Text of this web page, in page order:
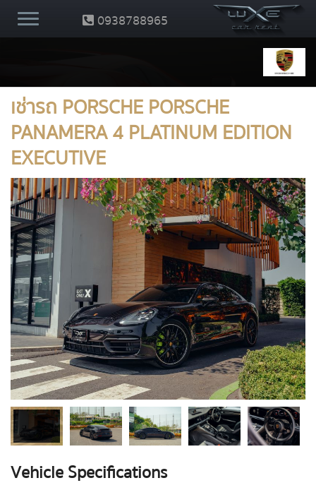
0938788965
เช่ารถ PORSCHE PORSCHE
PANAMERA 4 PLATINUM EDITION
EXECUTIVE
Vehicle Specifications